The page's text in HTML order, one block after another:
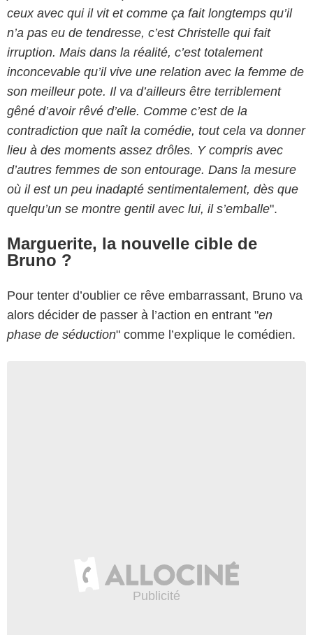
ceux avec qui il vit et comme ça fait longtemps qu’il
n’a pas eu de tendresse, c’est Christelle qui fait
irruption. Mais dans la réalité, c’est totalement
inconcevable qu’il vive une relation avec la femme de
son meilleur pote. Il va d’ailleurs être terriblement
gêné d’avoir rêvé d’elle. Comme c’est de la
contradiction que naît la comédie, tout cela va donner
lieu à des moments assez drôles. Y compris avec
d’autres femmes de son entourage. Dans la mesure
où il est un peu inadapté sentimentalement, dès que
quelqu’un se montre gentil avec lui, il s’emballe".
Marguerite, la nouvelle cible de
Bruno ?
Pour tenter d’oublier ce rêve embarrassant, Bruno va
alors décider de passer à l’action en entrant "en
phase de séduction" comme l’explique le comédien.